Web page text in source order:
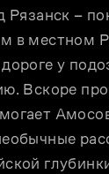
Рязанск –
в местном
у
Вскоре